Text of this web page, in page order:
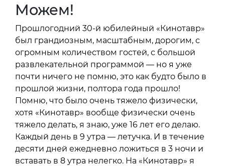
Можем!
Прошлогодний 30-й юбилейный «Кинотавр»
был грандиозным, масштабным, дорогим, с
огромным количеством гостей, с большой
развлекательной программой — но я уже
почти ничего не помню, это как будто было в
прошлой жизни, полтора года прошло!
Помню, что было очень тяжело физически,
хотя «Кинотавр» вообще физически очень
тяжело делать, я знаю, уже 16 лет его делаю.
Каждый день в 9 утра — летучка. И в течение
десяти дней ежедневно ложиться в 3 ночи и
вставать в 8 утра нелегко. На «Кинотавр» я